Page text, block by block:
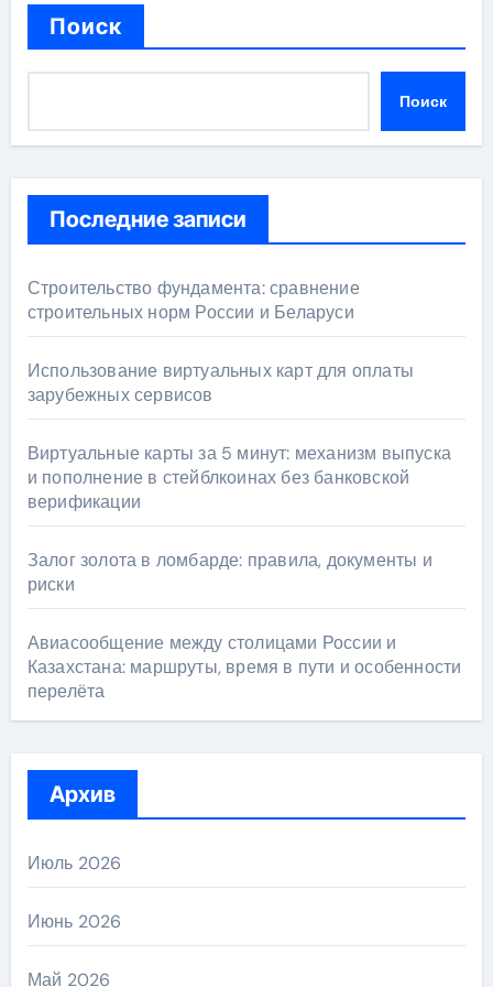
Поиск
Поиск
Последние записи
Строительство фундамента: сравнение
строительных норм России и Беларуси
Использование виртуальных карт для оплаты
зарубежных сервисов
Виртуальные карты за 5 минут: механизм выпуска
и пополнение в стейблкоинах без банковской
верификации
Залог золота в ломбарде: правила, документы и
риски
Авиасообщение между столицами России и
Казахстана: маршруты, время в пути и особенности
перелёта
Архив
Июль 2026
Июнь 2026
Май 2026